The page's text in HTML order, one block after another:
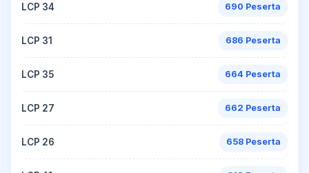
LCP 34 690 Peserta
LCP 31 686 Peserta
LCP 35 664 Peserta
LCP 27 662 Peserta
LCP 26 658 Peserta